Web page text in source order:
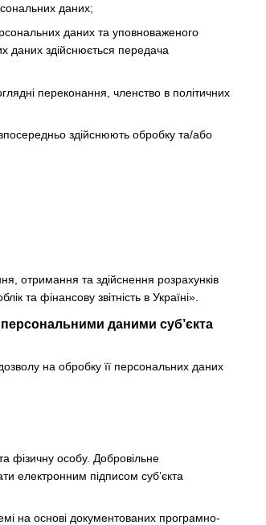
даних;
даних та уповноваженого
даних здійснюється передача
переконання, членство в політичних
здійснюють обробку та/або
отримання та здійснення розрахунків
та фінансову звітність в Україні».
даними суб’єкта
на обробку її персональних даних
фізичну особу. Добровільне
електронним підписом суб’єкта
на основі документованих програмно-